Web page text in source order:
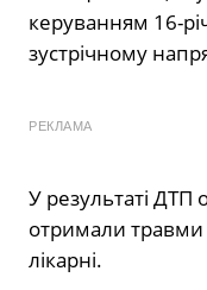
керуванням 16-
зустрічному
РЕКЛАМА
У результаті ДТП
отримали травми
лікарні.